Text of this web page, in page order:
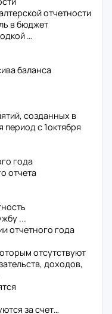
отчетности
в бюджет
…
баланса
созданных в
период с 1октября
года
отчета
...
отчетного года
отсутствуют
доходов,
за счет…